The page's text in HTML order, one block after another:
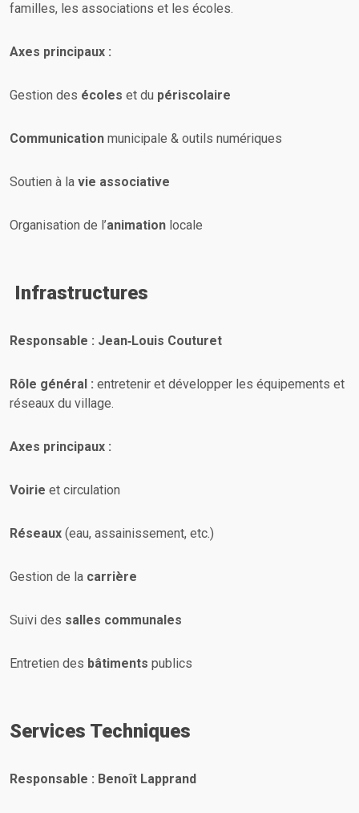
familles, les associations et les écoles.
Axes principaux :
Gestion des écoles et du périscolaire
Communication municipale & outils numériques
Soutien à la vie associative
Organisation de l’animation locale
Infrastructures
Responsable : Jean‑Louis Couturet
Rôle général : entretenir et développer les équipements et
réseaux du village.
Axes principaux :
Voirie et circulation
Réseaux (eau, assainissement, etc.)
Gestion de la carrière
Suivi des salles communales
Entretien des bâtiments publics
Services Techniques
Responsable : Benoît Lapprand